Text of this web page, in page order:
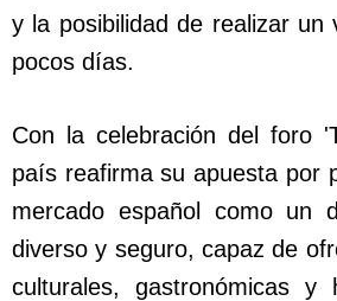
y la posibilidad de realizar un
pocos días.
Con la celebración del foro
país reafirma su apuesta por
mercado español como un
diverso y seguro, capaz de
culturales, gastronómicas y